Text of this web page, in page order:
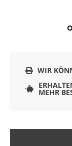
WIR
MEHR